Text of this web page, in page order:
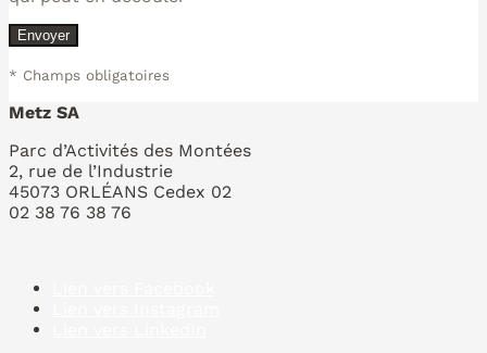
* Champs obligatoires
Metz SA
Parc d’Activités des Montées
2, rue de l’Industrie
45073 ORLÉANS Cedex 02
02 38 76 38 76